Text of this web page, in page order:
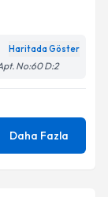
Haritada Göster
No:60 D:2
Daha Fazla